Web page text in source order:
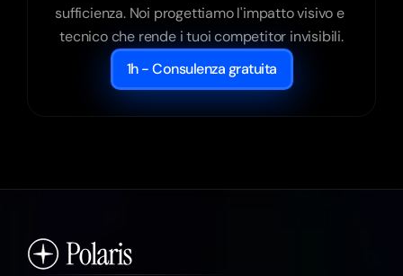
sufficienza. Noi progettiamo l'impatto visivo e
tecnico che rende i tuoi competitor invisibili.
1h - Consulenza gratuita